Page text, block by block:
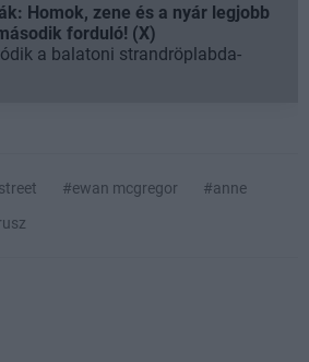
Homok, zene és a nyár legjobb
forduló! (X)
a balatoni strandröplabda-
#ewan mcgregor
#anne